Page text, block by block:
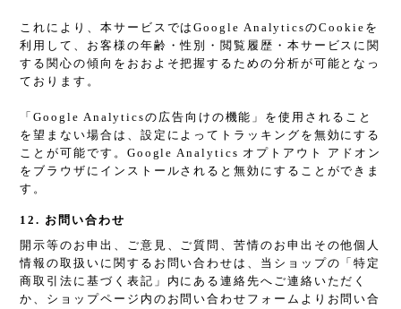
これにより、本サービスではGoogle AnalyticsのCookieを
利用して、お客様の年齢・性別・閲覧履歴・本サービスに関
する関心の傾向をおおよそ把握するための分析が可能となっ
ております。
「Google Analyticsの広告向けの機能」を使用されること
を望まない場合は、設定によってトラッキングを無効にする
ことが可能です。Google Analytics オプトアウト アドオン
をブラウザにインストールされると無効にすることができま
す。
12. お問い合わせ
開示等のお申出、ご意見、ご質問、苦情のお申出その他個人
情報の取扱いに関するお問い合わせは、当ショップの「特定
商取引法に基づく表記」内にある連絡先へご連絡いただく
か、ショップページ内のお問い合わせフォームよりお問い合